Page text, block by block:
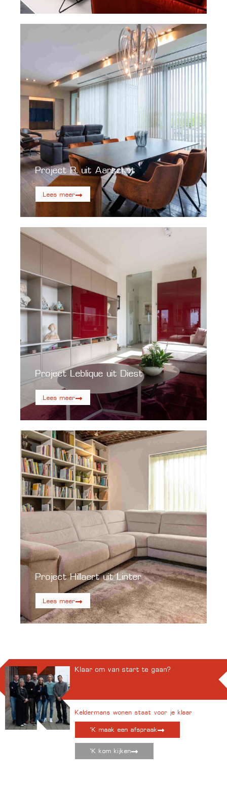
Project R. uit Aarschot
Lees meer
Project Leblique uit Diest
Lees meer
Project Hillaert uit Linter
Lees meer
Klaar om van start te gaan?
Keldermans wonen staat voor je klaar
'K maak een afspraak
'K kom kijken